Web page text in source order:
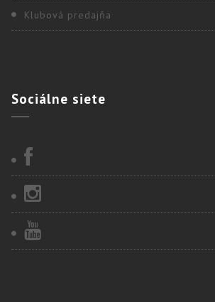
Klubová predajňa
Sociálne siete